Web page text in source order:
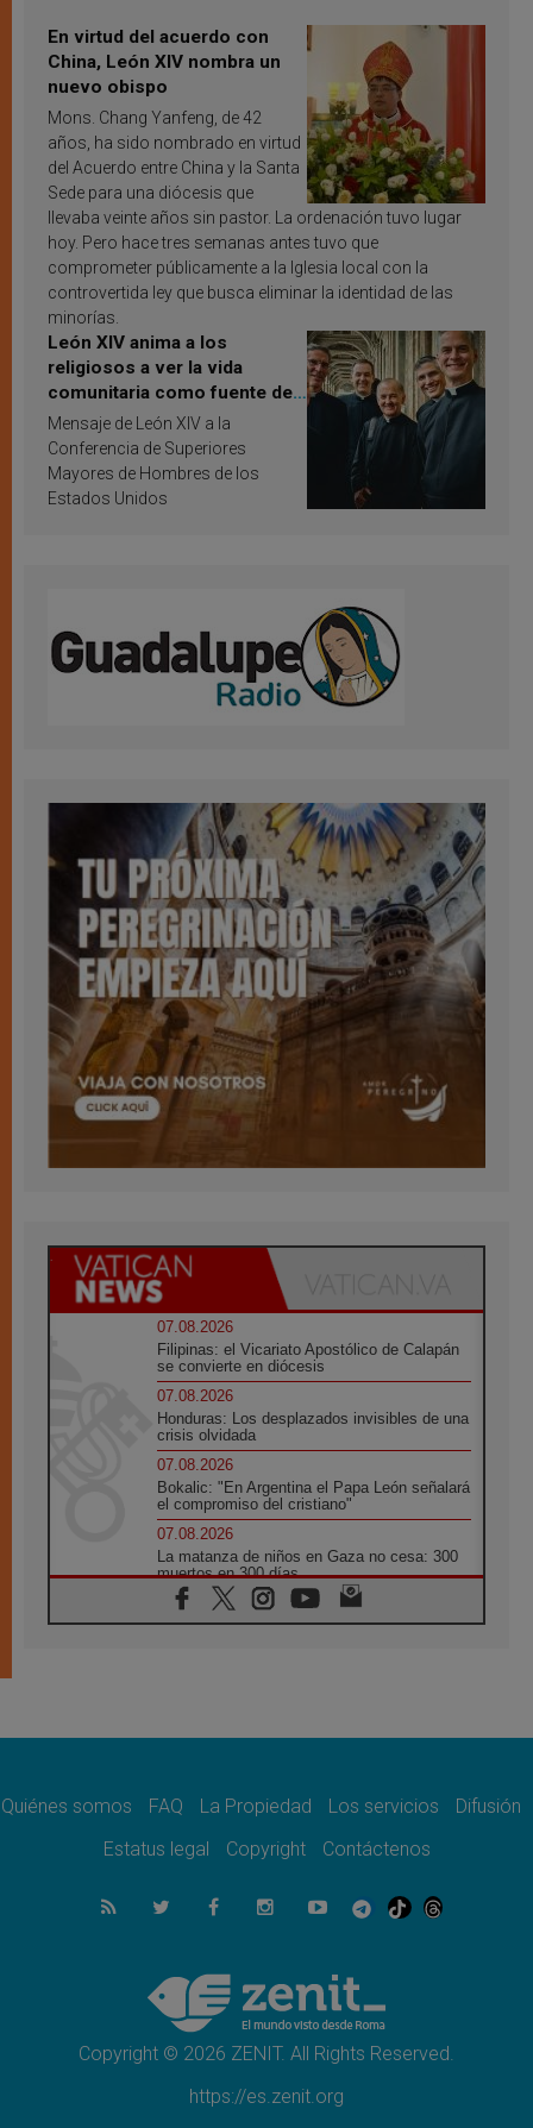
En virtud del acuerdo con
China, León XIV nombra un
nuevo obispo
Mons. Chang Yanfeng, de 42
años, ha sido nombrado en virtud
del Acuerdo entre China y la Santa
Sede para una diócesis que
llevaba veinte años sin pastor. La ordenación tuvo lugar
hoy. Pero hace tres semanas antes tuvo que
comprometer públicamente a la Iglesia local con la
controvertida ley que busca eliminar la identidad de las
minorías.
León XIV anima a los
religiosos a ver la vida
comunitaria como fuente de
inspiración y santificación
Mensaje de León XIV a la
Conferencia de Superiores
Mayores de Hombres de los
Estados Unidos
07.08.2026
Filipinas: el Vicariato Apostólico de Calapán
se convierte en diócesis
07.08.2026
Honduras: Los desplazados invisibles de una
crisis olvidada
07.08.2026
Bokalic: "En Argentina el Papa León señalará
el compromiso del cristiano"
07.08.2026
La matanza de niños en Gaza no cesa: 300
muertos en 300 días
07.08.2026
Tagle: La guerra desfigura el mundo, solo la
como misión al servicio del Evangelio
SIGNIS 2026, dar voz a las religiosas en el
07.08.2026
Lanzan un proyecto de empoderamiento
Programa oficial del Viaje Apostólico del
Papa León XIV a Francia
Quiénes somos FAQ La Propiedad Los servicios
Difusión
Estatus legal
Copyright Contáctenos
Copyright © 2026 ZENIT. All Rights Reserved.
https://es.zenit.org